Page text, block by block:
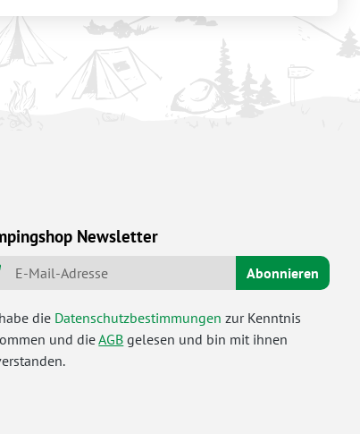
Newsletter
Abonnieren
die Datenschutzbestimmungen zur Kenntnis
und dieAGB gelesen und bin mit ihnen